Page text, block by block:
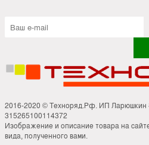
2016-2020 © Техноряд.Рф. ИП
315265100114372
Изображение и описание товара на
вида, полученного вами.